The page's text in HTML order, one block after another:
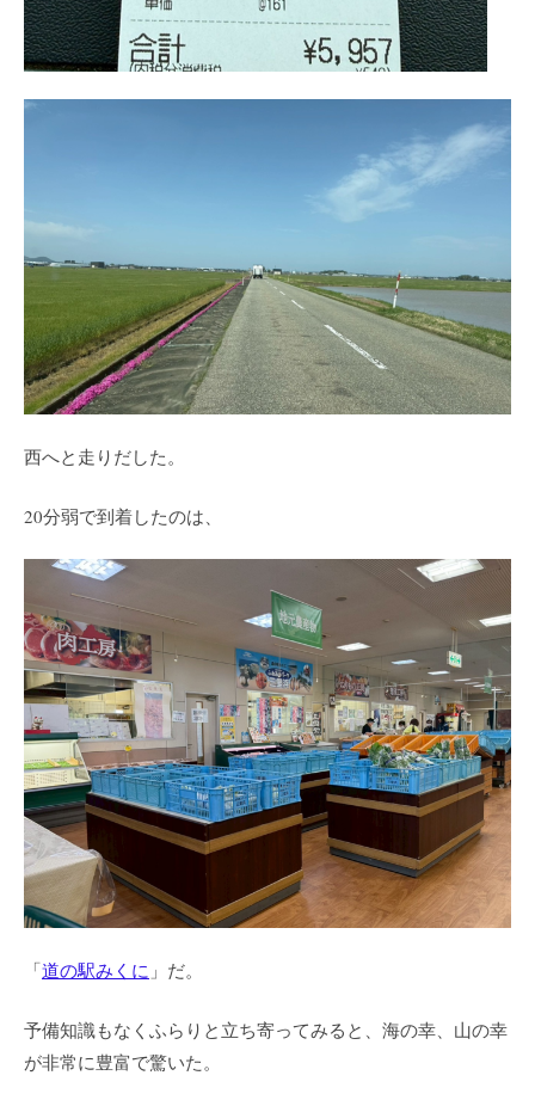
西へと走りだした。
20分弱で到着したのは、
「道の駅みくに 」だ。
予備知識もなくふらりと立ち寄ってみると、海の幸、山の幸
が非常に豊富で驚いた。